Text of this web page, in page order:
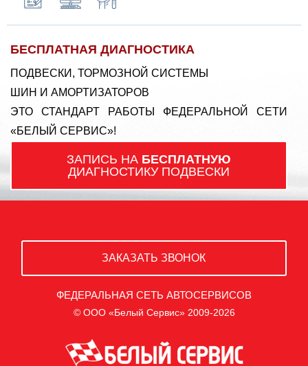
БЕСПЛАТНАЯ ДИАГНОСТИКА
ПОДВЕСКИ, ТОРМОЗНОЙ СИСТЕМЫ
ШИН И АМОРТИЗАТОРОВ
ЭТО СТАНДАРТ РАБОТЫ ФЕДЕРАЛЬНОЙ СЕТИ
«БЕЛЫЙ СЕРВИС»!
ЗАПИСЬ НА БЕСПЛАТНУЮ
ДИАГНОСТИКУ ПОДВЕСКИ
ЗАКАЗАТЬ ЗВОНОК
ФЕДЕРАЛЬНАЯ СЕТЬ АВТОСЕРВИСОВ
© ООО «Белый Сервис» 2009-2026